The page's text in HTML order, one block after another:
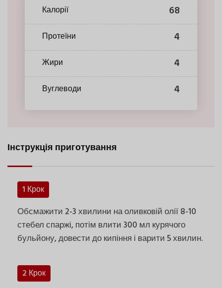
Калорії 68
Протеїни 4
Жири 4
Вуглеводи 4
Інструкція приготування
1 Крок
Обсмажити 2-3 хвилини на оливковій олії 8-10
стебел спаржі, потім влити 300 мл курячого
бульйону, довести до кипіння і варити 5 хвилин.
2 Крок